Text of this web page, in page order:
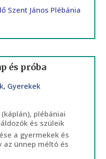
Szent János Plébánia
és próba
, Gyerekek
plébániai
és szüleik
a gyermekek és
az ünnep méltó és